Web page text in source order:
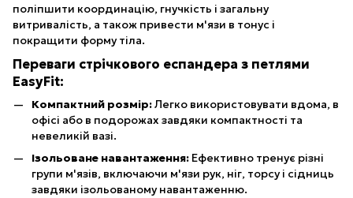
поліпшити координацію, гнучкість і загальну
витривалість, а також привести м'язи в тонус і
покращити форму тіла.
Переваги стрічкового еспандера з петлями
EasyFit:
Компактний розмір:Легко використовувати вдома, в
офісі або в подорожах завдяки компактності та
невеликій вазі.
Ізольоване навантаження: Ефективно тренує різні
групи м'язів, включаючи м'язи рук, ніг, торсу і сідниць
завдяки ізольованому навантаженню.